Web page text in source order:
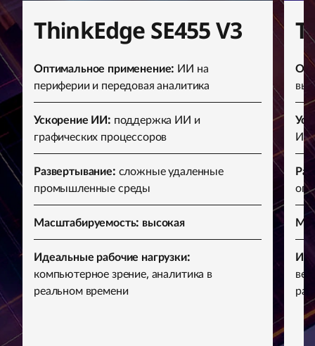
ThinkEdge SE455 V3
Оптимальное применение: ИИ на
периферии и передовая аналитика
Ускорение ИИ: поддержка ИИ и
графических процессоров
Развертывание: сложные удаленные
промышленные среды
Масштабируемость: высокая
Идеальные рабочие нагрузки:
компьютерное зрение, аналитика в
реальном времени
ИИ